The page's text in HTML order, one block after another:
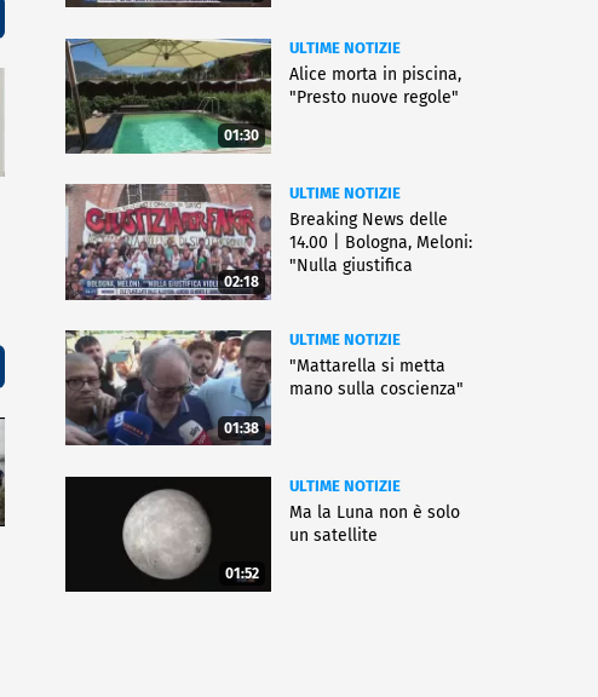
01:30
ULTIME NOTIZIE
Alice morta in piscina,
"Presto nuove regole"
02:18
ULTIME NOTIZIE
Breaking News delle
14.00 | Bologna, Meloni:
"Nulla giustifica
01:38
ULTIME NOTIZIE
"Mattarella si metta
mano sulla coscienza"
01:52
ULTIME NOTIZIE
Ma la Luna non è solo
un satellite